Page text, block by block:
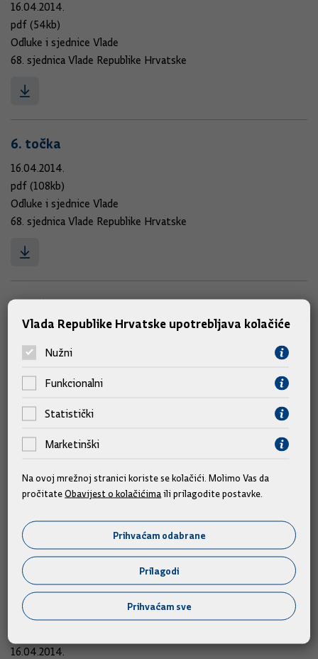
16.04.2014.
pdf (54kb)
Odluke i sjednice Vlade
68. sjednica Vlade Republike Hrvatske
6. točka
16.04.2014.
pdf (108kb)
Odluke i sjednice Vlade
68. sjednica Vlade Republike Hrvatske
5. točka
16.04.2014.
pdf (75kb)
68. sjednica Vlade Republike Hrvatske
16.04.2014.
Odluke i sjednice Vlade
68. sjednica Vlade Republike Hrvatske
16.04.2014.
Vlada Republike Hrvatske upotrebljava kolačiće
Nužni
Funkcionalni
Statistički
Marketinški
Na ovoj mrežnoj stranici koriste se kolačići. Molimo Vas da
pročitateObavijest o kolačićima ili prilagodite postavke.
Prihvaćam odabrane
Prilagodi
Prihvaćam sve